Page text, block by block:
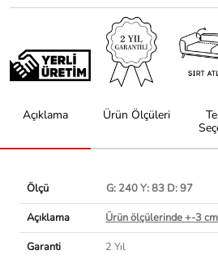
Açıklama Ürün Ölçüleri
Ölçü
G: 240 Y: 83 D: 97
Açıklama
Ürün ölçülerinde +-3
Garanti
2 Yıl